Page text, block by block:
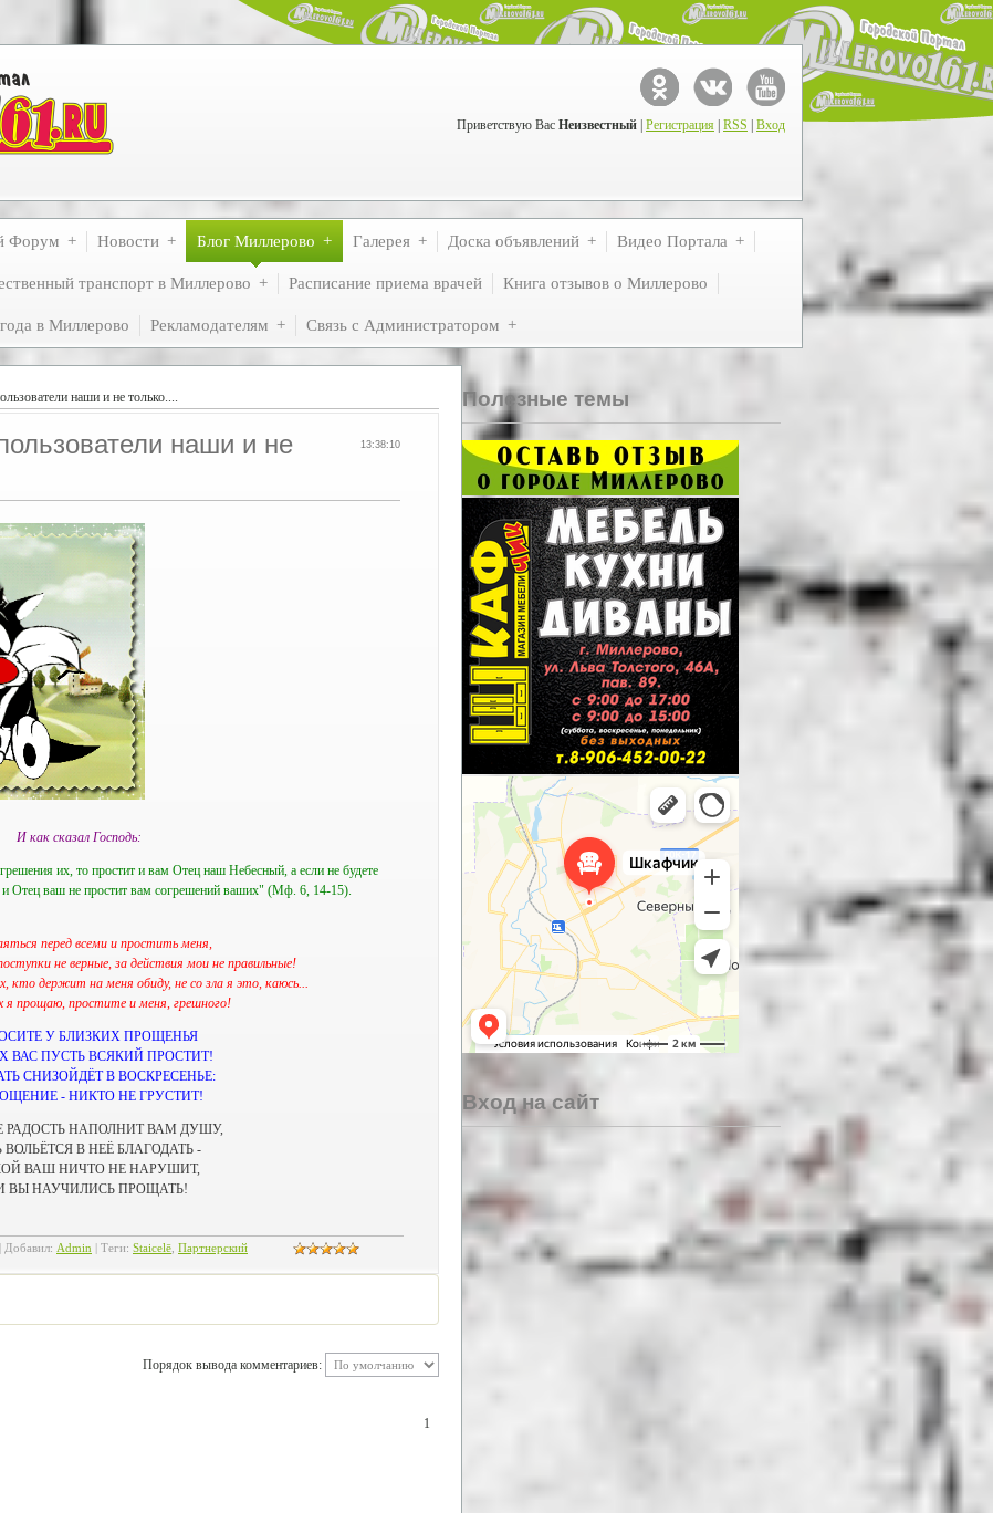
Приветствую Вас Неизвестный Регистрация RSS Вход
Форум Новости Блог Миллерово Галерея Доска объявлений Видео Портала
транспорт в Миллерово Расписание приема врачей Книга отзывов о Миллерово
в Миллерово Рекламодателям Связь с Администратором
наши и не только....
13:38:10
наши и не
И как сказал Господь:
их, то простит и вам Отец наш Небесный, а если не будете
Отец ваш не простит вам согрешений ваших" (Мф. 6, 14-15).
перед всеми и простить меня,
не верные, за действия мои не правильные!
кто держит на меня обиду, не со зла я это, каюсь...
я прощаю, простите и меня, грешного!
У БЛИЗКИХ ПРОЩЕНЬЯ
ВАС ПУСТЬ ВСЯКИЙ ПРОСТИТ!
СНИЗОЙДЁТ В ВОСКРЕСЕНЬЕ:
- НИКТО НЕ ГРУСТИТ!
РАДОСТЬ НАПОЛНИТ ВАМ ДУШУ,
ВОЛЬЁТСЯ В НЕЁ БЛАГОДАТЬ -
ВАШ НИЧТО НЕ НАРУШИТ,
ВЫ НАУЧИЛИСЬ ПРОЩАТЬ!
Добавил: Admin Теги: Staicelē Партнерский
Порядок вывода комментариев:
1
Полезные темы
Вход на сайт